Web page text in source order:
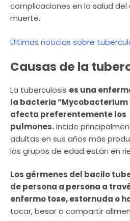
complicaciones en la salud del
muerte.
Últimas noticias sobre
Causas de la
La tuberculosis es una
la bacteria
afecta preferentemente los
pulmones.Incide
adultas en sus años más
los grupos de edad están en
Los gérmenes del bacilo
de persona a persona a
enfermo tose, estornuda o
tocar, besar o compartir